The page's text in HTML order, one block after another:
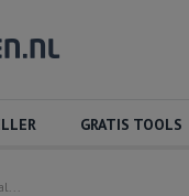
GRATIS TOOLS